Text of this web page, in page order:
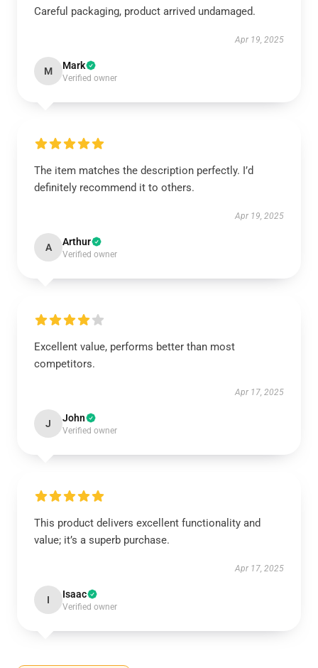
Careful packaging, product arrived undamaged.
Apr 19, 2025
M Mark
Verified owner
The item matches the description perfectly. I’d
definitely recommend it to others.
Apr 19, 2025
A Arthur
Verified owner
Excellent value, performs better than most
competitors.
Apr 17, 2025
J John
Verified owner
This product delivers excellent functionality and
value; it’s a superb purchase.
Apr 17, 2025
I Isaac
Verified owner